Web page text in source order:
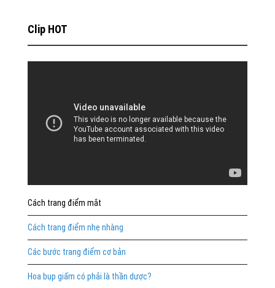
Clip HOT
Cách trang điểm mắt
Cách trang điểm nhẹ nhàng
Các bước trang điểm cơ bản
Hoa bụp giấm có phải là thần dược?